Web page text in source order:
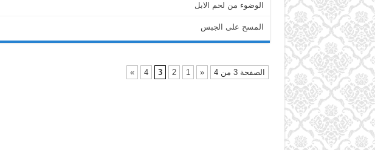
الوضوء من لحم الابل
المسح على الجبس
الصفحة 3 من 4 «
1
2
3
4
»